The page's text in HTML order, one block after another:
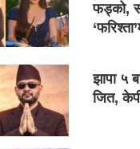
फड्को,
झापा ५
जित,